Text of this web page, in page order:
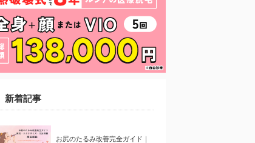
新着記事
お尻のたるみ改善完全ガイド｜